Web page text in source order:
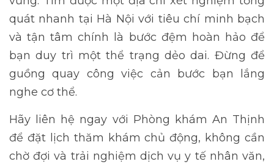
quát nhanh tại Hà Nội với tiêu chí minh bạch
và tận tâm chính là bước đệm hoàn hảo để
bạn duy trì một thể trạng dẻo dai. Đừng để
guồng quay công việc cản bước bạn lắng
nghe cơ thể.
Hãy liên hệ ngay với Phòng khám An Thịnh
để đặt lịch thăm khám chủ động, không cần
chờ đợi và trải nghiệm dịch vụ y tế nhân văn,